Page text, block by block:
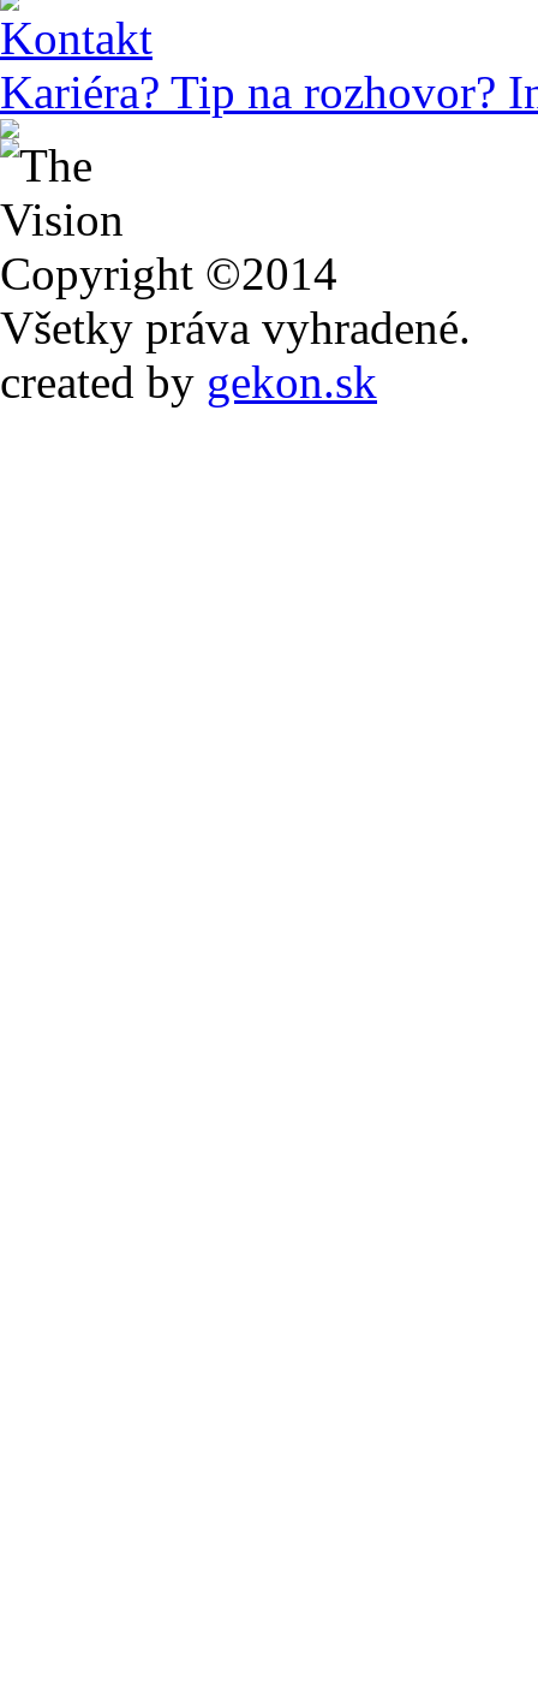
Kontakt
Kariéra? Tip na rozhovor?
Copyright ©2014
Všetky práva vyhradené.
created by gekon.sk